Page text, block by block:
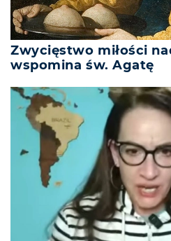
Zwycięstwo miłości
wspomina św. Agatę